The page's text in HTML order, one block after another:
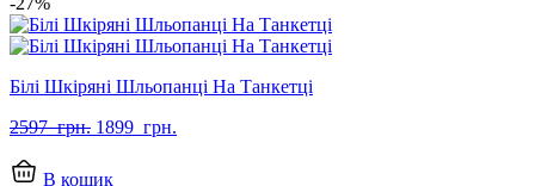
Білі Шкіряні Шльопанці На Танкетці
2597 грн. Оригінальна
1899 грн.
В кошик